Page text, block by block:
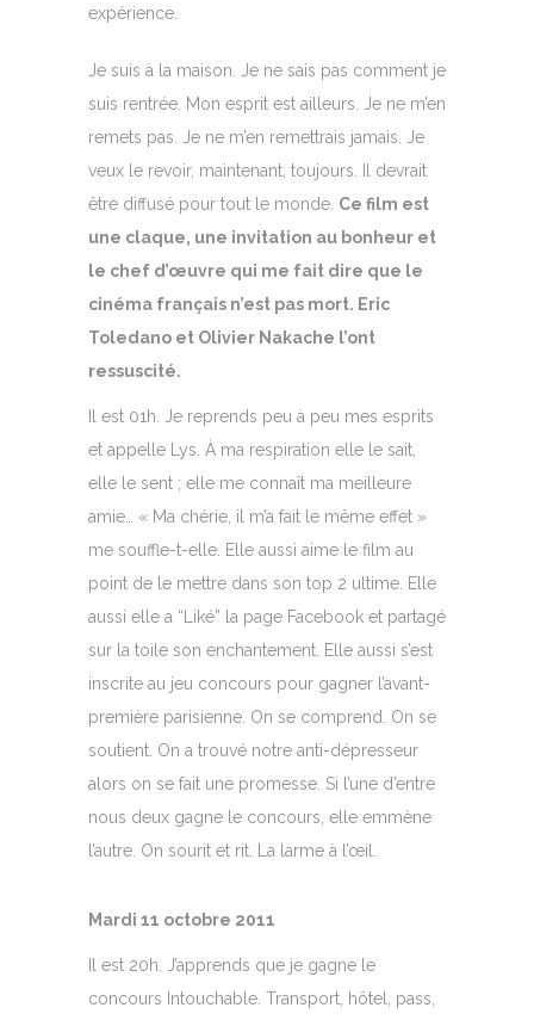
expérience.
Je suis à la maison. Je ne sais pas comment je
suis rentrée. Mon esprit est ailleurs. Je ne m’en
remets pas. Je ne m’en remettrais jamais. Je
veux le revoir, maintenant, toujours. Il devrait
être diffusé pour tout le monde. Ce film est
une claque, une invitation au bonheur et
le chef d’œuvre qui me fait dire que le
cinéma français n’est pas mort. Eric
Toledano et Olivier Nakache l’ont
ressuscité.
Il est 01h. Je reprends peu à peu mes esprits
et appelle Lys. À ma respiration elle le sait,
elle le sent ; elle me connaît ma meilleure
amie… « Ma chérie, il m’a fait le même effet »
me souffle-t-elle. Elle aussi aime le film au
point de le mettre dans son top 2 ultime. Elle
aussi elle a “Liké” la page Facebook et partagé
sur la toile son enchantement. Elle aussi s’est
inscrite au jeu concours pour gagner l’avant-
première parisienne. On se comprend. On se
soutient. On a trouvé notre anti-dépresseur
alors on se fait une promesse. Si l’une d’entre
nous deux gagne le concours, elle emmène
l’autre. On sourit et rit. La larme à l’œil.
Mardi 11 octobre 2011
Il est 20h. J’apprends que je gagne le
concours Intouchable. Transport, hôtel, pass,